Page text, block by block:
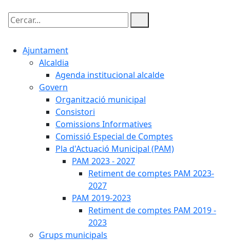
Cercar:
Ajuntament
Alcaldia
Agenda institucional alcalde
Govern
Organització municipal
Consistori
Comissions Informatives
Comissió Especial de Comptes
Pla d'Actuació Municipal (PAM)
PAM 2023 - 2027
Retiment de comptes PAM 2023-
2027
PAM 2019-2023
Retiment de comptes PAM 2019 -
2023
Grups municipals